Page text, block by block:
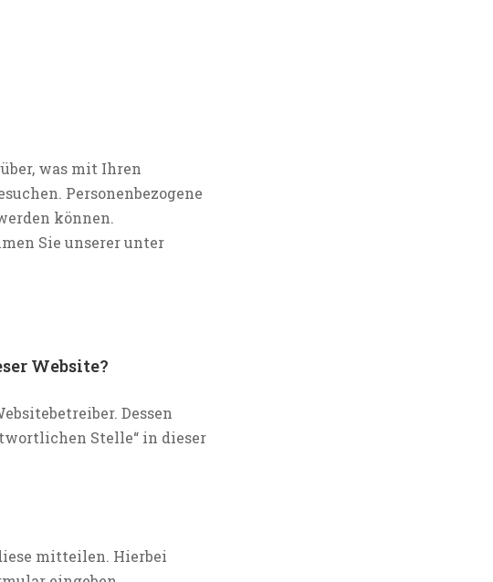
was mit Ihren
Personenbezogene
können.
Sie unserer unter
Website?
Dessen
Stelle“ in dieser
mitteilen. Hierbei